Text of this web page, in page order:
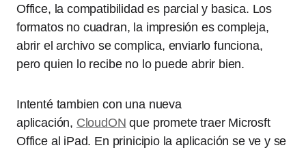
Office, la compatibilidad es parcial y basica. Los
formatos no cuadran, la impresión es compleja,
abrir el archivo se complica, enviarlo funciona,
pero quien lo recibe no lo puede abrir bien.
Intenté tambien con una nueva
aplicación, CloudON que promete traer Microsft
Office al iPad. En prinicipio la aplicación se ve y se